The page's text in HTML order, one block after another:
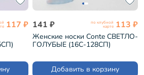
117 ₽ 141 ₽ по клубной
карте 113 ₽
Женские носки Conte СВЕТЛО-
ГОЛУБЫЕ (16С-128СП)
Добавить в корзину